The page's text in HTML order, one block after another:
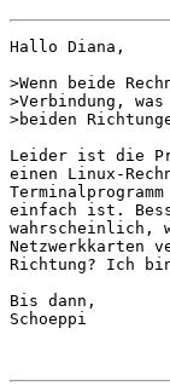
Hallo Diana,
>Wenn beide
>Verbindung,
>beiden
Leider ist die
einen Linux-
einfach ist.
wahrscheinlich,
Netzwerkkarten
Richtung? Ich
Bis dann,
Schoeppi